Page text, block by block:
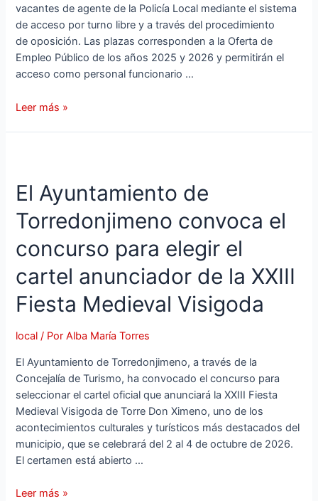
vacantes de agente de la Policía Local mediante el sistema
de acceso por turno libre y a través del procedimiento
de oposición. Las plazas corresponden a la Oferta de
Empleo Público de los años 2025 y 2026 y permitirán el
acceso como personal funcionario …
Leer más »
El Ayuntamiento de
Torredonjimeno convoca el
concurso para elegir el
cartel anunciador de la XXIII
Fiesta Medieval Visigoda
local / PorAlba María Torres
El Ayuntamiento de Torredonjimeno, a través de la
Concejalía de Turismo, ha convocado el concurso para
seleccionar el cartel oficial que anunciará la XXIII Fiesta
Medieval Visigoda de Torre Don Ximeno, uno de los
acontecimientos culturales y turísticos más destacados del
municipio, que se celebrará del 2 al 4 de octubre de 2026.
El certamen está abierto …
Leer más »